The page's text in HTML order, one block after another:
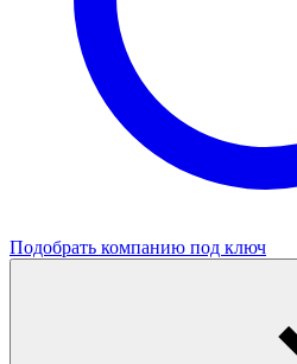
Подобрать компанию под ключ